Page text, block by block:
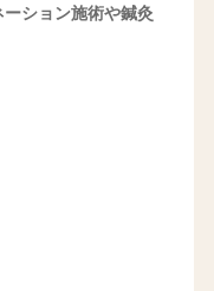
ション施術や鍼灸